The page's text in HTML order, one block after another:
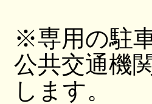
※専用の駐
公共交通機
します。